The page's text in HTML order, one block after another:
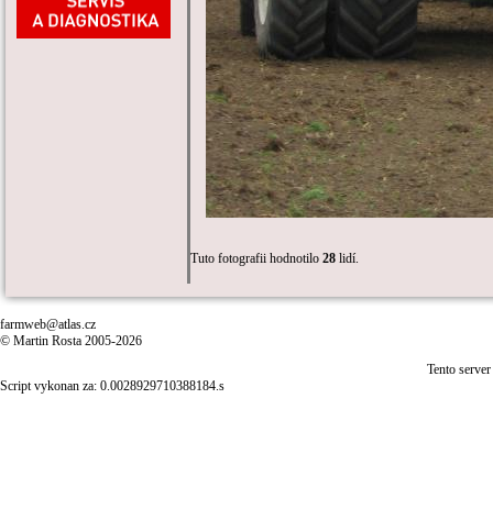
Tuto fotografii hodnotilo 28 lidí.
farmweb@atlas.cz
© Martin Rosta 2005-2026
Tento
Script vykonan za: 0.0028929710388184.s